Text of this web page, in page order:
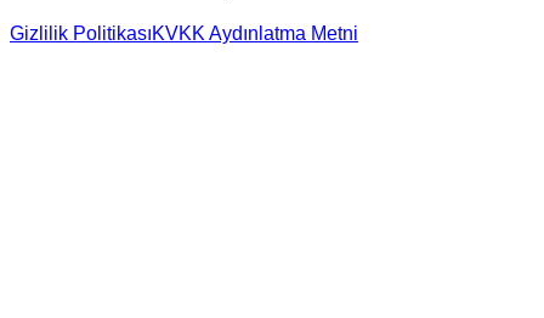
Gizlilik PolitikasıKVKK Aydınlatma Metni